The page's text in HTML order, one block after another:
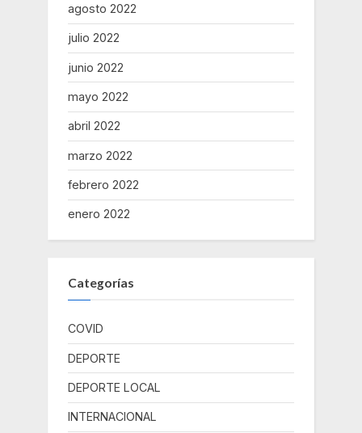
agosto 2022
julio 2022
junio 2022
mayo 2022
abril 2022
marzo 2022
febrero 2022
enero 2022
Categorías
COVID
DEPORTE
DEPORTE LOCAL
INTERNACIONAL